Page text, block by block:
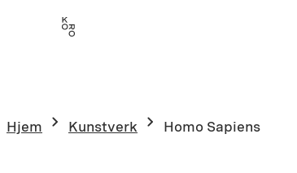
Hjem Kunstverk Homo Sapiens